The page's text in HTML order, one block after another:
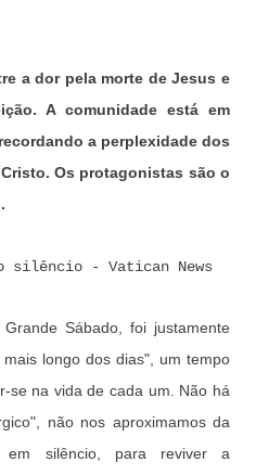
a dor pela morte de Jesus e
A comunidade está em
a perplexidade dos
Os protagonistas são o
Sábado, foi justamente
longo dos dias", um tempo
se na vida de cada um. Não há
não nos aproximamos da
em silêncio, para reviver a